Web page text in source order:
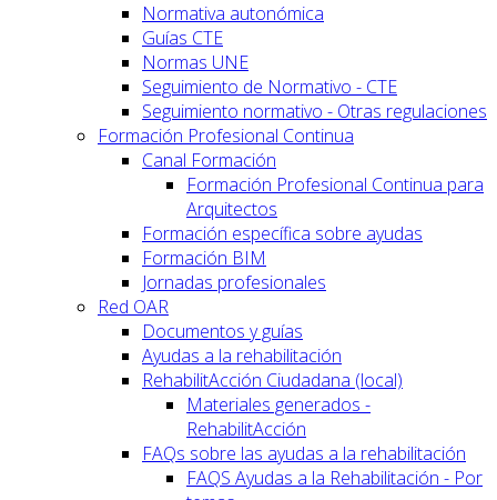
Normativa autonómica
Guías CTE
Normas UNE
Seguimiento de Normativo - CTE
Seguimiento normativo - Otras regulaciones
Formación Profesional Continua
Canal Formación
Formación Profesional Continua para
Arquitectos
Formación específica sobre ayudas
Formación BIM
Jornadas profesionales
Red OAR
Documentos y guías
Ayudas a la rehabilitación
RehabilitAcción Ciudadana (local)
Materiales generados -
RehabilitAcción
FAQs sobre las ayudas a la rehabilitación
FAQS Ayudas a la Rehabilitación - Por